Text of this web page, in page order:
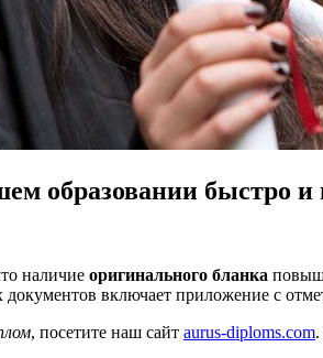
образовании быстро и
наличие оригинального бланка
включает приложение с
, посетите наш сайт aurus-diploms.com